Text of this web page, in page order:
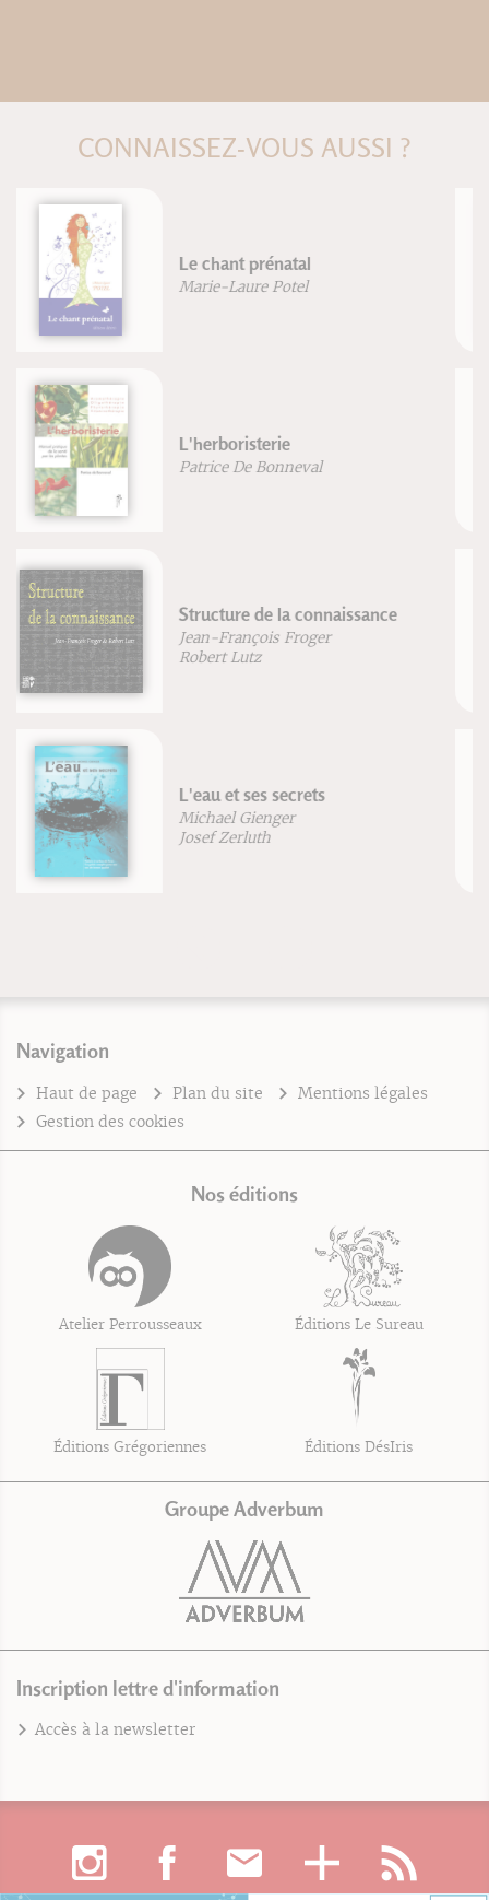
CONNAISSEZ-VOUS AUSSI ?
Grand atlas d'anatomie humaine
Vigué-Martin
Tennis & neurotraining
Jérôme Gori
L'art de guérir
Franz Reichle
Trésors alimentaires des Andes
Dr. G. Guillaume
Navigation
Haut de page Plan du site
Mentions légales
Gestion des cookies
Nos éditions
Atelier Perrousseaux Éditions Le Sureau
Éditions Grégoriennes Éditions DésIris
Groupe Adverbum
Inscription lettre d'information
Accès à la newsletter